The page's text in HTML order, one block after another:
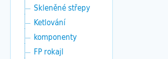
Skleněné střepy
Ketlování
komponenty
FP rokajl